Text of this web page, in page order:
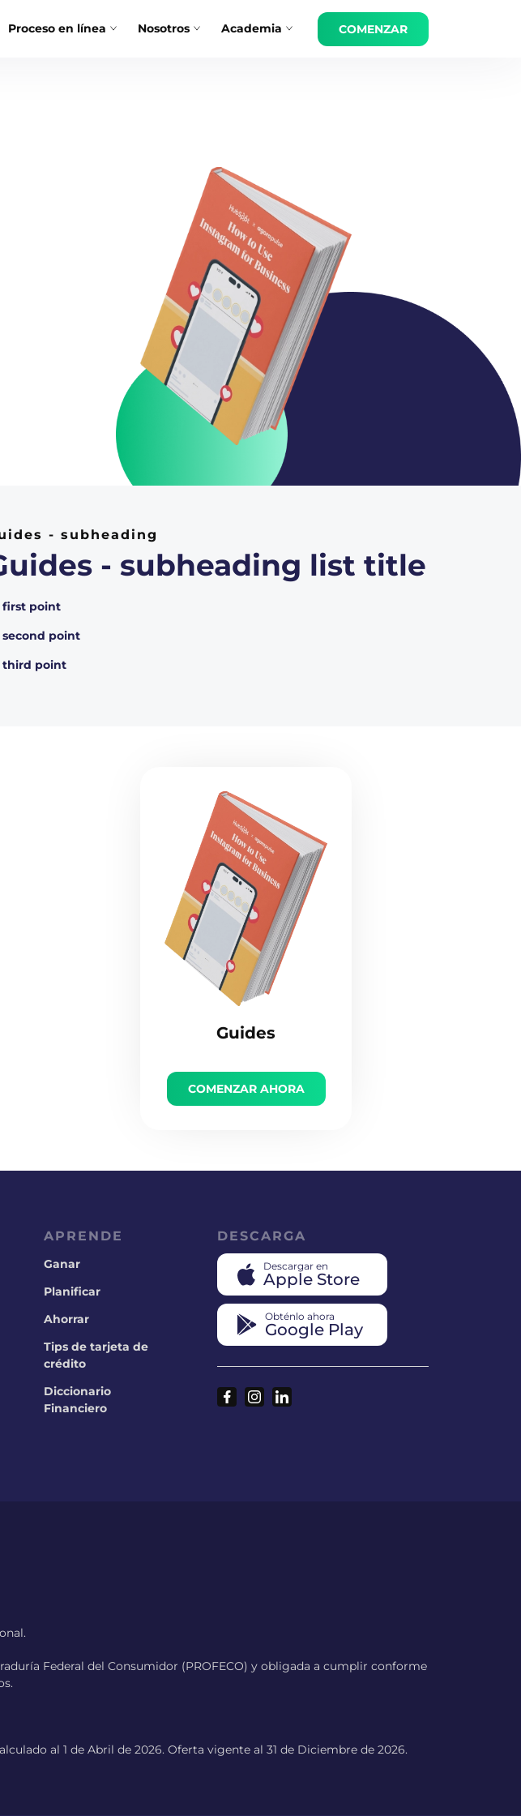
Proceso en línea Nosotros Academia COMENZAR
- subheading
- subheading list title
first point
second point
third point
Guides
COMENZAR AHORA
APRENDE
Ganar
Planificar
Ahorrar
Tips de tarjeta de
crédito
Diccionario
Financiero
DESCARGA
Descargar en
Apple Store
Obténlo ahora
Google Play
Federal del Consumidor (PROFECO) y obligada a cumplir conforme
al 1 de Abril de 2026. Oferta vigente al 31 de Diciembre de 2026.